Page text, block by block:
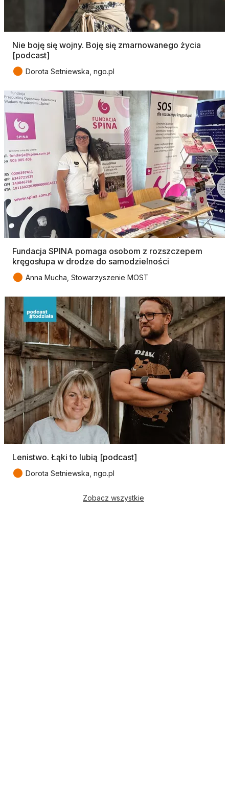
Nie boję się wojny. Boję się zmarnowanego życia
[podcast]
● Dorota Setniewska, ngo.pl
Fundacja SPINA pomaga osobom z rozszczepem
kręgosłupa w drodze do samodzielności
● Anna Mucha, Stowarzyszenie MOST
Lenistwo. Łąki to lubią [podcast]
● Dorota Setniewska, ngo.pl
Zobacz wszystkie